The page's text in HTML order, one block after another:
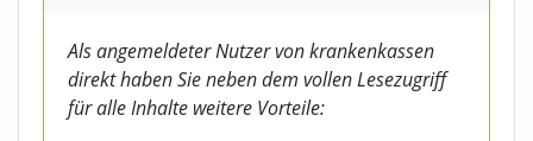
Als angemeldeter Nutzer von krankenkassen
direkt haben Sie neben dem vollen Lesezugriff
für alle Inhalte weitere Vorteile: